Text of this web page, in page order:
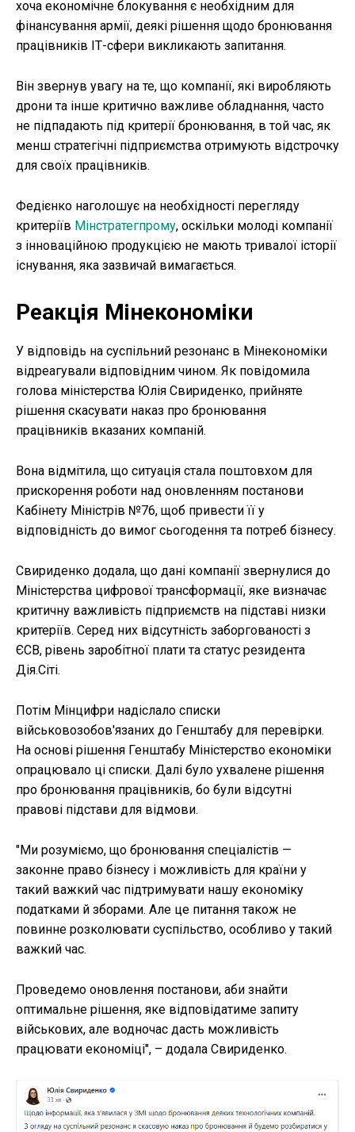
хоча економічне блокування є необхідним для
фінансування армії, деякі рішення щодо бронювання
працівників ІТ-сфери викликають запитання.
Він звернув увагу на те, що компанії, які виробляють
дрони та інше критично важливе обладнання, часто
не підпадають під критерії бронювання, в той час, як
менш стратегічні підприємства отримують відстрочку
для своїх працівників.
Федієнко наголошує на необхідності перегляду
критеріїв Мінстратегпрому, оскільки молоді компанії
з інноваційною продукцією не мають тривалої історії
існування, яка зазвичай вимагається.
Реакція Мінекономіки
У відповідь на суспільний резонанс в Мінекономіки
відреагували відповідним чином. Як повідомила
голова міністерства Юлія Свириденко, прийняте
рішення скасувати наказ про бронювання
працівників вказаних компаній.
Вона відмітила, що ситуація стала поштовхом для
прискорення роботи над оновленням постанови
Кабінету Міністрів №76, щоб привести її у
відповідність до вимог сьогодення та потреб бізнесу.
Свириденко додала, що дані компанії звернулися до
Міністерства цифрової трансформації, яке визначає
критичну важливість підприємств на підставі низки
критеріїв. Серед них відсутність заборгованості з
ЄСВ, рівень заробітної плати та статус резидента
Дія.Сіті.
Потім Мінцифри надіслало списки
військовозобов'язаних до Генштабу для перевірки.
На основі рішення Генштабу Міністерство економіки
опрацювало ці списки. Далі було ухвалене рішення
про бронювання працівників, бо були відсутні
правові підстави для відмови.
"Ми розуміємо, що бронювання спеціалістів —
законне право бізнесу і можливість для країни у
такий важкий час підтримувати нашу економіку
податками й зборами. Але це питання також не
повинне розколювати суспільство, особливо у такий
важкий час.
Проведемо оновлення постанови, аби знайти
оптимальне рішення, яке відповідатиме запиту
військових, але водночас дасть можливість
працювати економіці", – додала Свириденко.